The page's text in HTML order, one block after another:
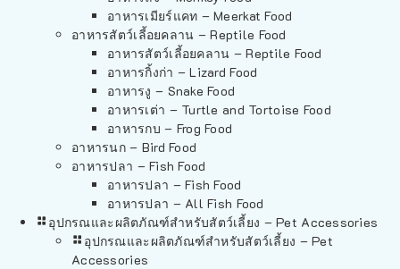
อาหารเมียร์แคท – Meerkat Food
อาหารสัตว์เลี้อยคลาน – Reptile Food
อาหารสัตว์เลี้อยคลาน – Reptile Food
อาหารกิ้งก่า – Lizard Food
อาหารงู – Snake Food
อาหารเต่า – Turtle and Tortoise Food
อาหารกบ – Frog Food
อาหารนก – Bird Food
อาหารปลา – Fish Food
อาหารปลา – Fish Food
อาหารปลา – All Fish Food
อุปกรณและผลิตภัณฑ์สำหรับสัตว์เลี้ยง – Pet Accessories
อุปกรณและผลิตภัณฑ์สำหรับสัตว์เลี้ยง – Pet
Accessories